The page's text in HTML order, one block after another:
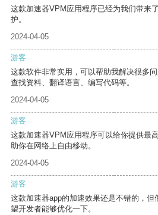
这款加速器VPM应用程序已经为我们带来
护。
2024-04-05
游客
这款软件非常实用，可以帮助我解决很多
查找资料、翻译语言、编写代码等。
2024-04-05
游客
这款加速器VPM应用程序可以给你提供最
助你在网络上自由移动。
2024-04-05
游客
这款加速器app的加速效果还是不错的，
望开发者能够优化一下。